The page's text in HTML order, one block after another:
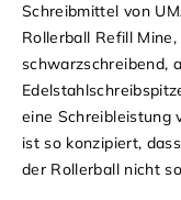
Schreibmittel von
Rollerball Refill
schwarzschreibend,
eine Schreibleistung
ist so konzipiert,
der Rollerball nicht